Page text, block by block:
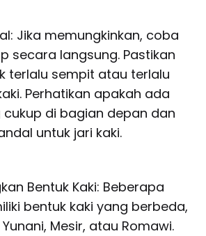
Jika memungkinkan, coba
secara langsung. Pastikan
terlalu sempit atau terlalu
Perhatikan apakah ada
di bagian depan dan
untuk jari kaki.
Bentuk Kaki: Beberapa
bentuk kaki yang berbeda,
Mesir, atau Romawi.